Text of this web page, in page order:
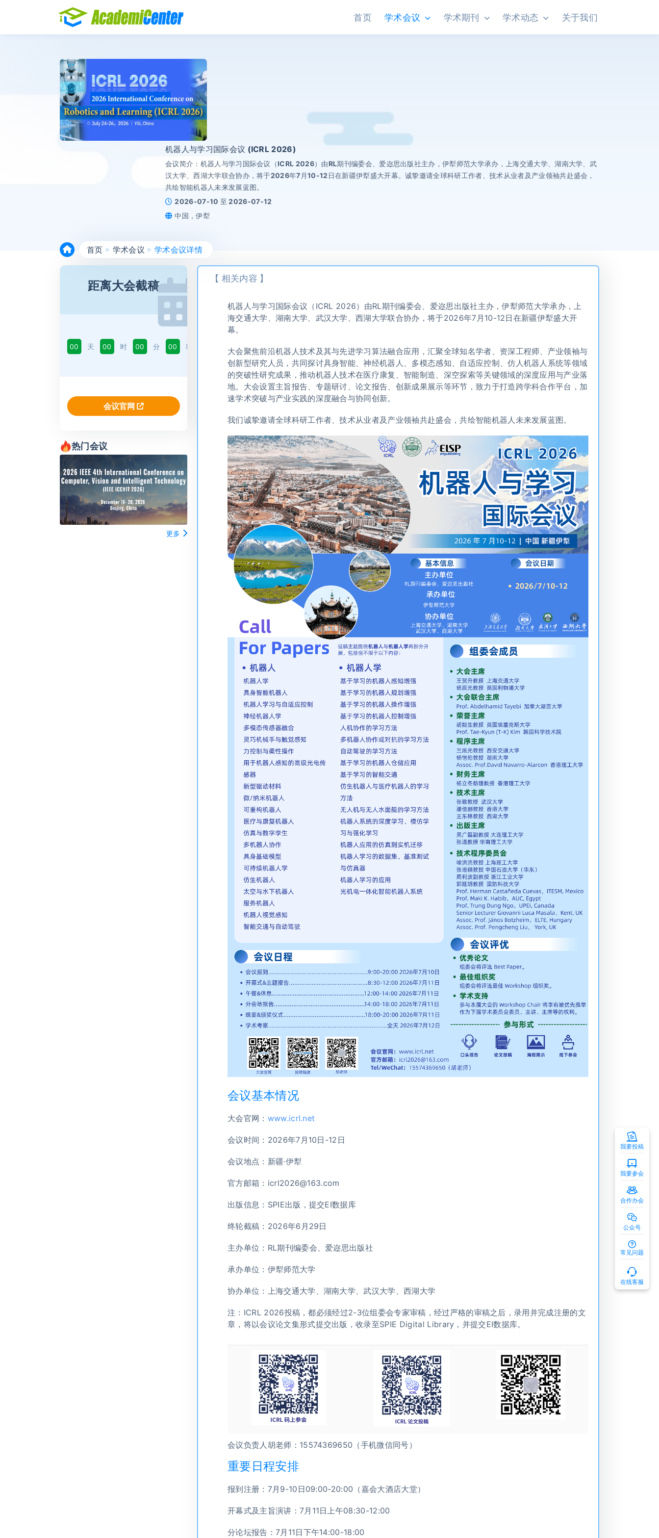
首页 学术会议 学术期刊 学术动态 关于我们
机器人与学习国际会议 (ICRL 2026)
会议简介：机器人与学习国际会议（ICRL 2026）由RL期刊编委会、爱迩思出版社主办，伊犁师范大学承办，上海交通大学、湖南大学、武
汉大学、西湖大学联合协办，将于2026年7月10-12日在新疆伊犁盛大开幕。诚挚邀请全球科研工作者、技术从业者及产业领袖共赴盛会，
共绘智能机器人未来发展蓝图。
2026-07-10 至 2026-07-12
中国，伊犁
首页 学术会议 学术会议详情
距离大会截稿
00 天 00 时 00 分 00 秒
会议官网
热门会议
更多
【 相关内容 】
机器人与学习国际会议（ICRL 2026）由RL期刊编委会、爱迩思出版社主办，伊犁师范大学承办，上
海交通大学、湖南大学、武汉大学、西湖大学联合协办，将于2026年7月10-12日在新疆伊犁盛大开
幕。
大会聚焦前沿机器人技术及其与先进学习算法融合应用，汇聚全球知名学者、资深工程师、产业领袖与
创新型研究人员，共同探讨具身智能、神经机器人、多模态感知、自适应控制、仿人机器人系统等领域
的突破性研究成果，推动机器人技术在医疗康复、智能制造、深空探索等关键领域的深度应用与产业落
地。大会设置主旨报告、专题研讨、论文报告、创新成果展示等环节，致力于打造跨学科合作平台，加
速学术突破与产业实践的深度融合与协同创新。
我们诚挚邀请全球科研工作者、技术从业者及产业领袖共赴盛会，共绘智能机器人未来发展蓝图。
会议基本情况
大会官网： www.icrl.net
会议时间：2026年7月10日-12日
会议地点：新疆·伊犁
官方邮箱：icrl2026@163.com
出版信息：SPIE出版，提交EI数据库
终轮截稿：2026年6月29日
主办单位：RL期刊编委会、爱迩思出版社
承办单位：伊犁师范大学
协办单位：上海交通大学、湖南大学、武汉大学、西湖大学
注：ICRL 2026投稿，都必须经过2-3位组委会专家审稿，经过严格的审稿之后，录用并完成注册的文
章，将以会议论文集形式提交出版，收录至SPIE Digital Library，并提交EI数据库。
会议负责人胡老师：15574369650（手机微信同号）
重要日程安排
报到注册：7月9-10日09:00-20:00（嘉会大酒店大堂）
开幕式及主旨演讲：7月11日上午08:30-12:00
分论坛报告：7月11日下午14:00-18:00
我要投稿
我要参会
合作办会
公众号
常见问题
在线客服